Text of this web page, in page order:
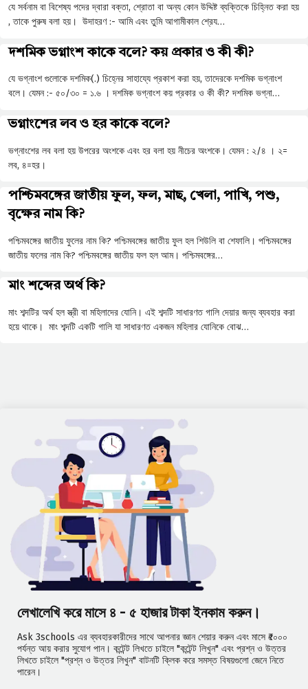
যে সর্বনাম বা বিশেষ্য পদের দ্বারা বক্তা, শ্রোতা বা অন্য কোন উদ্দিষ্ট ব্যক্তিকে চিহ্নিত করা হয়
, তাকে পুরুষ বলা হয়। উদাহরণ :- আমি এবং তুমি আগামীকাল শ্রেয…
দশমিক ভগ্নাংশ কাকে বলে? কয় প্রকার ও কী কী?
যে ভগ্নাংশ গুলোকে দশমিক(.) চিহ্নের সাহায্যে প্রকাশ করা হয়, তাদেরকে দশমিক ভগ্নাংশ
বলে। যেমন :- ৫০/৩০ = ১.৬ । দশমিক ভগ্নাংশ কয় প্রকার ও কী কী? দশমিক ভগ্না…
ভগ্নাংশের লব ও হর কাকে বলে?
ভগ্নাংশের লব বলা হয় উপরের অংশকে এবং হর বলা হয় নীচের অংশকে। যেমন : ২/৪ । ২=
লব, ৪=হর।
পশ্চিমবঙ্গের জাতীয় ফুল, ফল, মাছ, খেলা, পাখি, পশু,
বৃক্ষের নাম কি?
পশ্চিমবঙ্গের জাতীয় ফুলের নাম কি? পশ্চিমবঙ্গের জাতীয় ফুল হল শিউলি বা শেফালি। পশ্চিমবঙ্গের
জাতীয় ফলের নাম কি? পশ্চিমবঙ্গের জাতীয় ফল হল আম। পশ্চিমবঙ্গের…
মাং শব্দের অর্থ কি?
মাং শব্দটির অর্থ হল স্ত্রী বা মহিলাদের যোনি। এই শব্দটি সাধারণত গালি দেয়ার জন্য ব্যবহার করা
হয়ে থাকে। মাং শব্দটি একটি গালি যা সাধারণত একজন মহিলার যোনিকে বোঝ…
লেখালেখি করে মাসে ৪ - ৫ হাজার টাকা ইনকাম করুন।
Ask 3schools এর ব্যবহারকারীদের সাথে আপনার জ্ঞান শেয়ার করুন এবং মাসে ₹৫০০০
পর্যন্ত আয় করার সুযোগ পান। কন্টেন্ট লিখতে চাইলে "কন্টেন্ট লিখুন" এবং প্রশ্ন ও উত্তর
লিখতে চাইলে "প্রশ্ন ও উত্তর লিখুন" বাটনটি ক্লিক করে সমস্ত বিষয়গুলো জেনে নিতে
পারেন।